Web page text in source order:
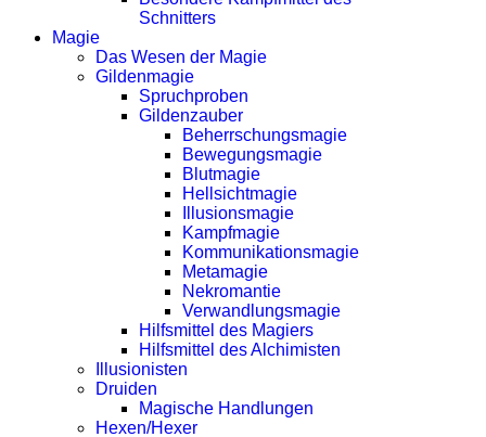
Schnitters
Magie
Das Wesen der Magie
Gildenmagie
Spruchproben
Gildenzauber
Beherrschungsmagie
Bewegungsmagie
Blutmagie
Hellsichtmagie
Illusionsmagie
Kampfmagie
Kommunikationsmagie
Metamagie
Nekromantie
Verwandlungsmagie
Hilfsmittel des Magiers
Hilfsmittel des Alchimisten
Illusionisten
Druiden
Magische Handlungen
Hexen/Hexer